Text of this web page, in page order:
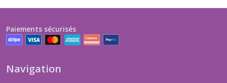
Paiements sécurisés
Navigation